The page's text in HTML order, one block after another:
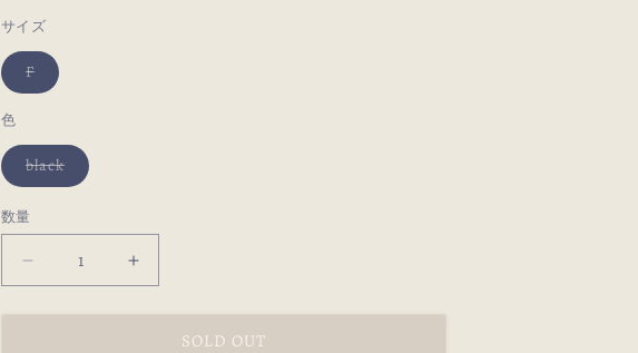
価
格
サイズ
Fバ
リ
ョ
ン
れ
る
色
blackバ
リ
ョ
ン
は
売
数量
Stand
Collar
Frill
Stand
Collar
SOLD OUT